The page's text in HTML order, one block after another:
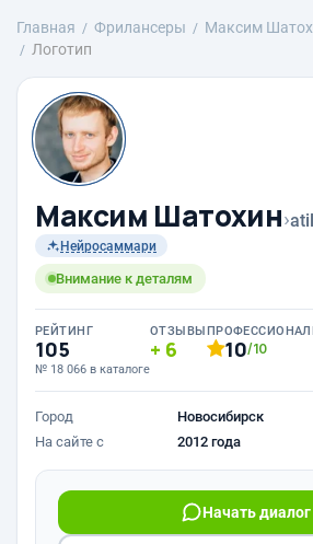
Главная Фрилансеры Максим
Логотип
Максим Шатохин›
Нейросаммари
Внимание к деталям
РЕЙТИНГ
105
№ 18 066 в каталоге
ОТЗЫВЫ
6 10/10
Город
Новосибирск
На сайте с
2012 года
Начать диалог